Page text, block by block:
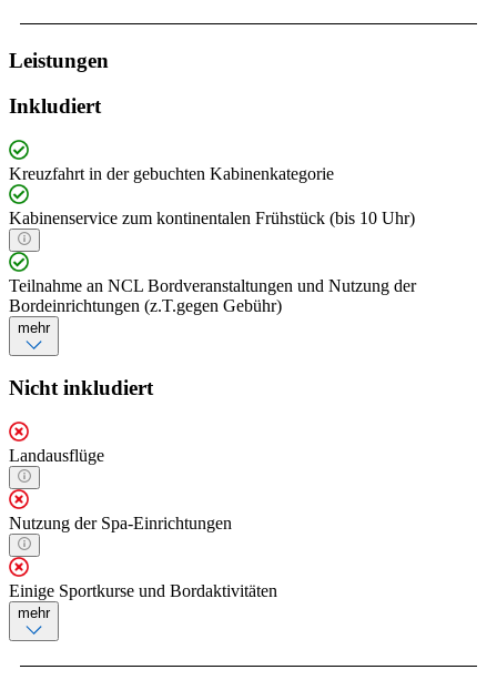
Leistungen
Inkludiert
Kreuzfahrt in der gebuchten Kabinenkategorie
Kabinenservice zum kontinentalen Frühstück (bis 10 Uhr)
Teilnahme an NCL Bordveranstaltungen und Nutzung der
Bordeinrichtungen (z.T.gegen Gebühr)
mehr
Nicht inkludiert
Landausflüge
Nutzung der Spa-Einrichtungen
Einige Sportkurse und Bordaktivitäten
mehr